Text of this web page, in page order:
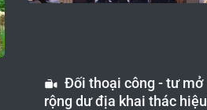
Đối thoại công - tư mở
rộng dư địa khai thác hiệu